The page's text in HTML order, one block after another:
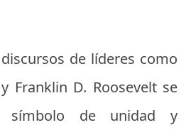
de líderes como
Franklin D. Roosevelt se
símbolo de unidad y